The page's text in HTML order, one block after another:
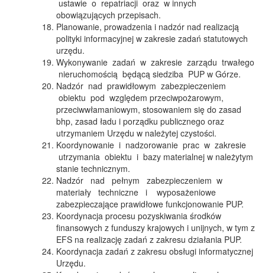
ustawie o repatriacji oraz w innych
obowiązujących przepisach.
Planowanie, prowadzenia i nadzór nad realizacją
polityki informacyjnej w zakresie zadań statutowych
urzędu.
Wykonywanie zadań w zakresie zarządu trwałego
nieruchomością będącą siedziba PUP w Górze.
Nadzór nad prawidłowym zabezpieczeniem
obiektu pod względem przeciwpożarowym,
przeciwwłamaniowym, stosowaniem się do zasad
bhp, zasad ładu i porządku publicznego oraz
utrzymaniem Urzędu w należytej czystości.
Koordynowanie i nadzorowanie prac w zakresie
utrzymania obiektu i bazy materialnej w należytym
stanie technicznym.
Nadzór nad pełnym zabezpieczeniem w
materiały techniczne i wyposażeniowe
zabezpieczające prawidłowe funkcjonowanie PUP.
Koordynacja procesu pozyskiwania środków
finansowych z funduszy krajowych i unijnych, w tym z
EFS na realizację zadań z zakresu działania PUP.
Koordynacja zadań z zakresu obsługi informatycznej
Urzędu.